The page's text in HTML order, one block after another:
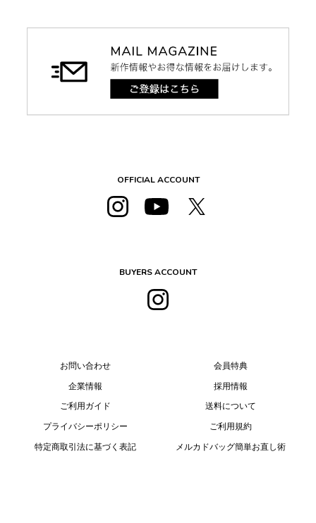
OFFICIAL ACCOUNT
BUYERS ACCOUNT
お問い合わせ
企業情報
ご利用ガイド
プライバシーポリシー
特定商取引法に基づく表記
会員特典
採用情報
送料について
ご利用規約
メルカドバッグ簡単お直し術